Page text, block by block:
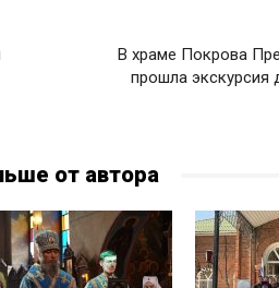
В храме Покрова
прошла экскурсия
от автора